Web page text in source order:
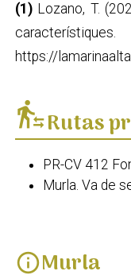
(1)Lozano, T.
https://
transfer_within_a_stationRutas
PR-CV 412
Murla. Va de
infoMurla